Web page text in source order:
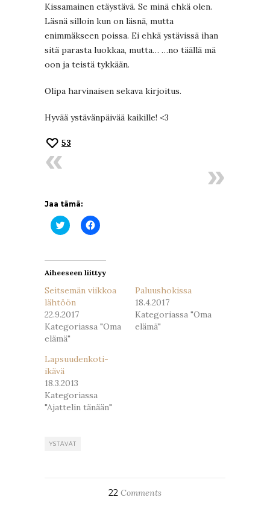
Kissamainen etäystävä. Se minä ehkä olen.
Läsnä silloin kun on läsnä, mutta
enimmäkseen poissa. Ei ehkä ystävissä ihan
sitä parasta luokkaa, mutta… …no täällä mä
oon ja teistä tykkään.
Olipa harvinaisen sekava kirjoitus.
Hyvää ystävänpäivää kaikille! <3
53
Jaa tämä:
Jaa
Twitterissä(Avautuu
Jaa
Facebookissa(Avautuu
Aiheeseen liittyy
Seitsemän viikkoa
lähtöön
22.9.2017
Kategoriassa "Oma
elämä"
Paluushokissa
18.4.2017
Kategoriassa "Oma
elämä"
Lapsuudenkoti-
ikävä
18.3.2013
Kategoriassa
"Ajattelin tänään"
YSTÄVÄT
22 Comments